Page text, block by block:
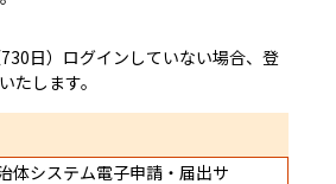
日）ログインしていない場合、登
たします。
体システム電子申請・届出サ